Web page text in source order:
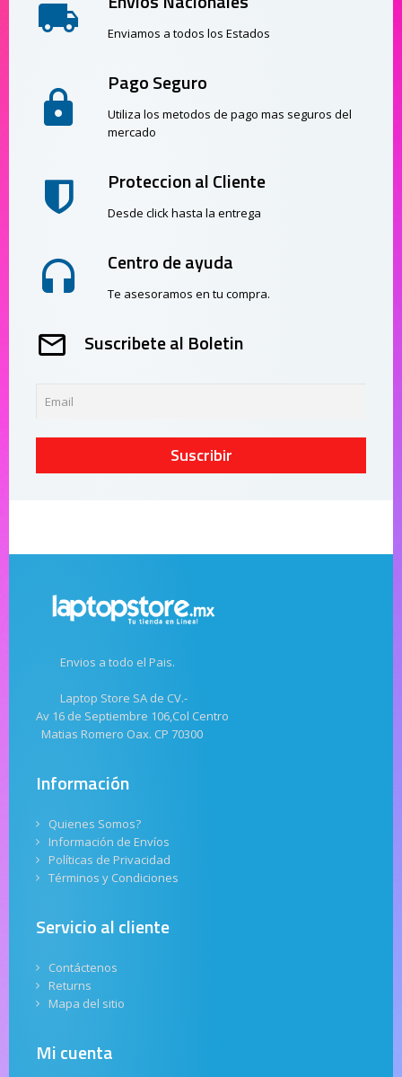
Enviamos a todos los Estados
Pago Seguro
Utiliza los metodos de pago mas seguros del
mercado
Proteccion al Cliente
Desde click hasta la entrega
Centro de ayuda
Te asesoramos en tu compra.
Suscribete al Boletin
Suscribir
Envios a todo el Pais.
Laptop Store SA de CV.-
Av 16 de Septiembre 106,Col Centro
Matias Romero Oax. CP 70300
Información
Quienes Somos?
Información de Envíos
Políticas de Privacidad
Términos y Condiciones
Servicio al cliente
Contáctenos
Returns
Mapa del sitio
Mi cuenta